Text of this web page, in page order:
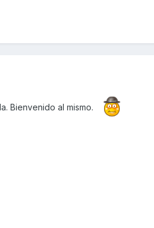
Bienvenido al mismo.